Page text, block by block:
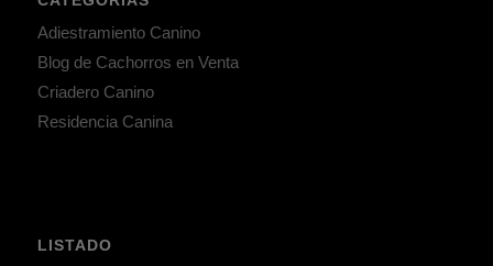
Adiestramiento Canino
Blog de Cachorros en Venta
Criadero Canino
Residencia Canina
LISTADO